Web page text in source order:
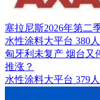
塞拉尼斯2026年第二
水性涂料大平台 380
匈牙利未复产 烟台又
推涨？
水性涂料大平台 379